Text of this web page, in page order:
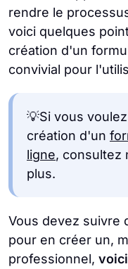
rendre le
voici quelques
création d'un
convivial pour
💡Si vous
création d'un
ligne, consultez
plus.
Vous devez suivre
pour en créer un,
professionnel,